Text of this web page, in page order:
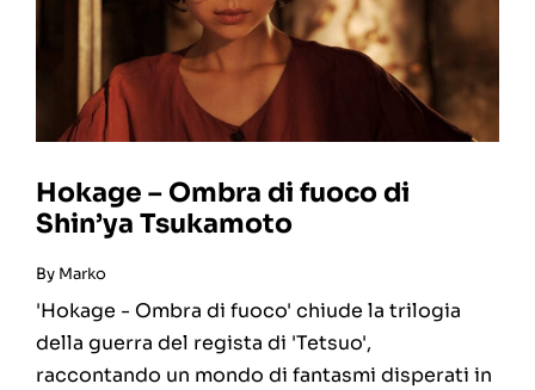
Hokage – Ombra di fuoco di
Shin’ya Tsukamoto
By Marko
'Hokage - Ombra di fuoco' chiude la trilogia
della guerra del regista di 'Tetsuo',
raccontando un mondo di fantasmi disperati in